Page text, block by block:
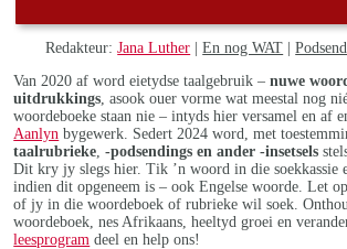
Redakteur:Jana Luther |En nog WAT |
Van 2020 af word eietydse taalgebruik –nuwe
uitdrukkings , asook ouer vorme wat meestal nog
woordeboeke staan nie – intyds hier versamel en af
Aanlyn bygewerk. Sedert 2024 word, met
taalrubrieke ,-podsendings en ander -insetsels
Dit kry jy slegs hier. Tik ’n woord in die soekkassie
indien dit opgeneem is – ook Engelse woorde. Let
of jy in die woordeboek of rubrieke wil soek.
woordeboek, nes Afrikaans, heeltyd groei en
leesprogram deel en help ons!